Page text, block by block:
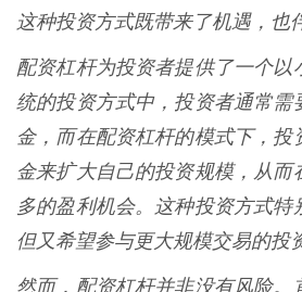
这种投资方式既带来了机遇，也
配资杠杆为投资者提供了一个以
统的投资方式中，投资者通常需
金，而在配资杠杆的模式下，投
金来扩大自己的投资规模，从而
多的盈利机会。这种投资方式特
但又希望参与更大规模交易的投
然而，配资杠杆并非没有风险。